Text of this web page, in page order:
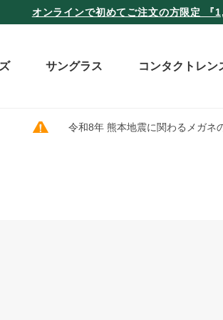
オンラインで初めてご注文の方限定 『
サングラス コンタクトレン
令和8年 熊本地震に関わるメガネ